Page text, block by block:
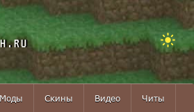
Моды Скины Видео Читы